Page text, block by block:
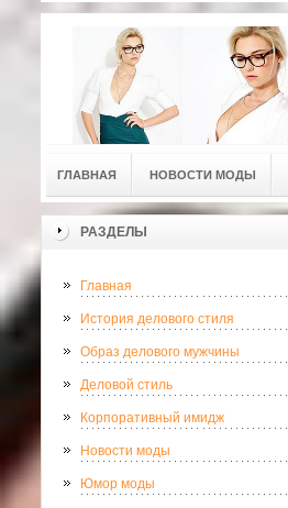
ГЛАВНАЯ НОВОСТИ МОДЫ
РАЗДЕЛЫ
Главная
История делового стиля
Образ делового мужчины
Деловой стиль
Корпоративный имидж
Новости моды
Юмор моды